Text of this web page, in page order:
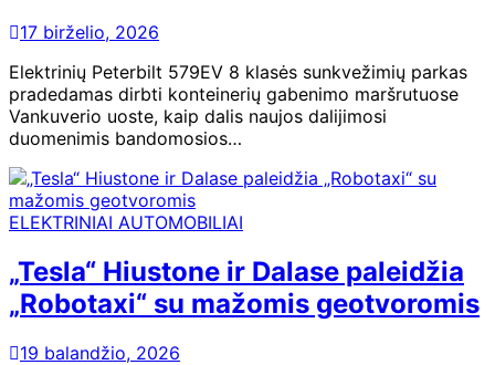
17 birželio, 2026
Elektrinių Peterbilt 579EV 8 klasės sunkvežimių parkas
pradedamas dirbti konteinerių gabenimo maršrutuose
Vankuverio uoste, kaip dalis naujos dalijimosi
duomenimis bandomosios…
ELEKTRINIAI AUTOMOBILIAI
„Tesla“ Hiustone ir Dalase paleidžia
„Robotaxi“ su mažomis geotvoromis
19 balandžio, 2026